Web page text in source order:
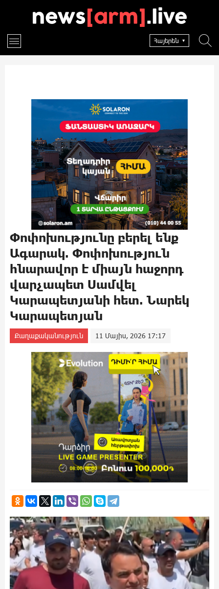
Հայերեն
Փոփոխությունը բերել ենք
Ագարակ. Փոփոխություն
հնարավոր է միայն հաջորդ
վարչապետ Սամվել
Կարապետյանի հետ. Նարեկ
Կարապետյան
Քաղաքականություն 11 Մայիս, 2026 17:17